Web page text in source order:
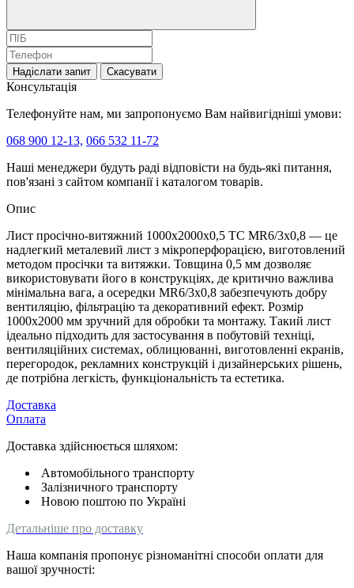
Надіслати запит Скасувати
Консультація
Телефонуйте нам, ми запропонуємо Вам найвигідніші умови:
068 900 12-13, 066 532 11-72
Наші менеджери будуть раді відповісти на будь-які питання,
пов'язані з сайтом компанії і каталогом товарів.
Опис
Лист просічно-витяжний 1000x2000х0,5 TC MR6/3x0,8 — це
надлегкий металевий лист з мікроперфорацією, виготовлений
методом просічки та витяжки. Товщина 0,5 мм дозволяє
використовувати його в конструкціях, де критично важлива
мінімальна вага, а осередки MR6/3x0,8 забезпечують добру
вентиляцію, фільтрацію та декоративний ефект. Розмір
1000х2000 мм зручний для обробки та монтажу. Такий лист
ідеально підходить для застосування в побутовій техніці,
вентиляційних системах, облицюванні, виготовленні екранів,
перегородок, рекламних конструкцій і дизайнерських рішень,
де потрібна легкість, функціональність та естетика.
Доставка
Оплата
Доставка здійснюється шляхом:
Автомобільного транспорту
Залізничного транспорту
Новою поштою по Україні
Детальніше про доставку
Наша компанія пропонує різноманітні способи оплати для
вашої зручності: